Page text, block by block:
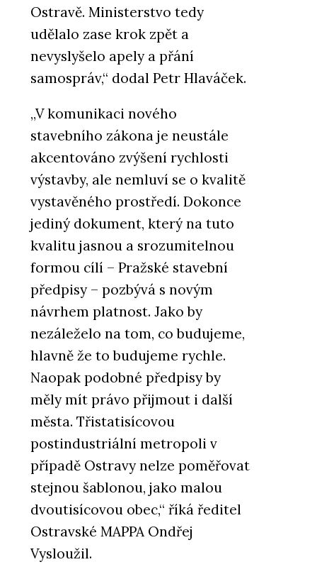
Ostravě. Ministerstvo tedy
udělalo zase krok zpět a
nevyslyšelo apely a přání
samospráv,“ dodal Petr Hlaváček.
„V komunikaci nového
stavebního zákona je neustále
akcentováno zvýšení rychlosti
výstavby, ale nemluví se o kvalitě
vystavěného prostředí. Dokonce
jediný dokument, který na tuto
kvalitu jasnou a srozumitelnou
formou cílí – Pražské stavební
předpisy – pozbývá s novým
návrhem platnost. Jako by
nezáleželo na tom, co budujeme,
hlavně že to budujeme rychle.
Naopak podobné předpisy by
měly mít právo přijmout i další
města. Třistatisícovou
postindustriální metropoli v
případě Ostravy nelze poměřovat
stejnou šablonou, jako malou
dvoutisícovou obec,“ říká ředitel
Ostravské MAPPA Ondřej
Vysloužil.